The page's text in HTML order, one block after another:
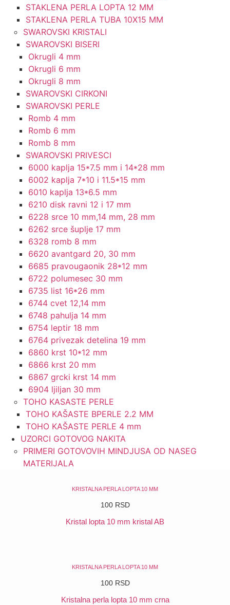
STAKLENA PERLA LOPTA 12 MM
STAKLENA PERLA TUBA 10X15 MM
SWAROVSKI KRISTALI
SWAROVSKI BISERI
Okrugli 4 mm
Okrugli 6 mm
Okrugli 8 mm
SWAROVSKI CIRKONI
SWAROVSKI PERLE
Romb 4 mm
Romb 6 mm
Romb 8 mm
SWAROVSKI PRIVESCI
6000 kaplja 15*7.5 mm i 14*28 mm
6002 kaplja 7*10 i 11.5*15 mm
6010 kaplja 13*6.5 mm
6210 disk ravni 12 i 17 mm
6228 srce 10 mm,14 mm, 28 mm
6262 srce šuplje 17 mm
6328 romb 8 mm
6620 avantgard 20, 30 mm
6685 pravougaonik 28*12 mm
6722 polumesec 30 mm
6735 list 16*26 mm
6744 cvet 12,14 mm
6748 pahulja 14 mm
6754 leptir 18 mm
6764 privezak detelina 19 mm
6860 krst 10*12 mm
6866 krst 20 mm
6867 grcki krst 14 mm
6904 ljiljan 30 mm
TOHO KASASTE PERLE
TOHO KAŠASTE BPERLE 2.2 MM
TOHO KAŠASTE PERLE 4 mm
UZORCI GOTOVOG NAKITA
PRIMERI GOTOVOVIH MINDJUSA OD NASEG
MATERIJALA
KRISTALNA PERLA LOPTA 10 MM
100 RSD
Kristal lopta 10 mm kristal AB
KRISTALNA PERLA LOPTA 10 MM
100 RSD
Kristalna perla lopta 10 mm crna